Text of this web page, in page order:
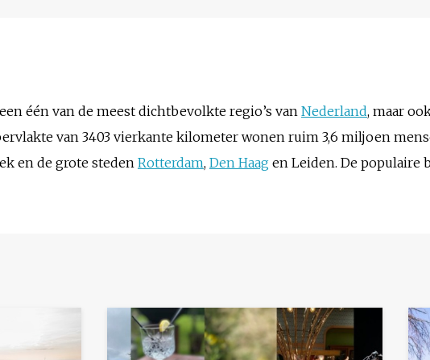
één van de meest dichtbevolkte regio’s van Nederland, maar
van 3403 vierkante kilometer wonen ruim 3,6 miljoen
en de grote steden Rotterdam, Den Haag en Leiden. De populaire